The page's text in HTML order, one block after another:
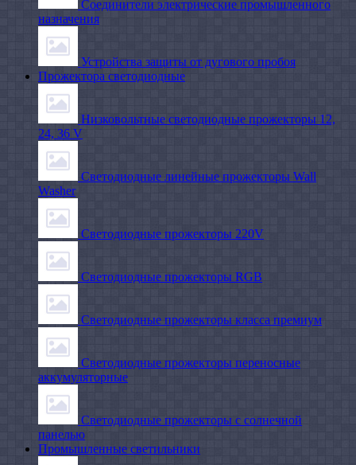
Соединители электрические промышленного
назначения
Устройства защиты от дугового пробоя
Прожектора светодиодные
Низковольтные светодиодные прожекторы 12,
24, 36 V
Светодиодные линейные прожекторы Wall
Washer
Светодиодные прожекторы 220V
Светодиодные прожекторы RGB
Светодиодные прожекторы класса премиум
Светодиодные прожекторы переносные
аккумуляторные
Светодиодные прожекторы с солнечной
панелью
Промышленные светильники